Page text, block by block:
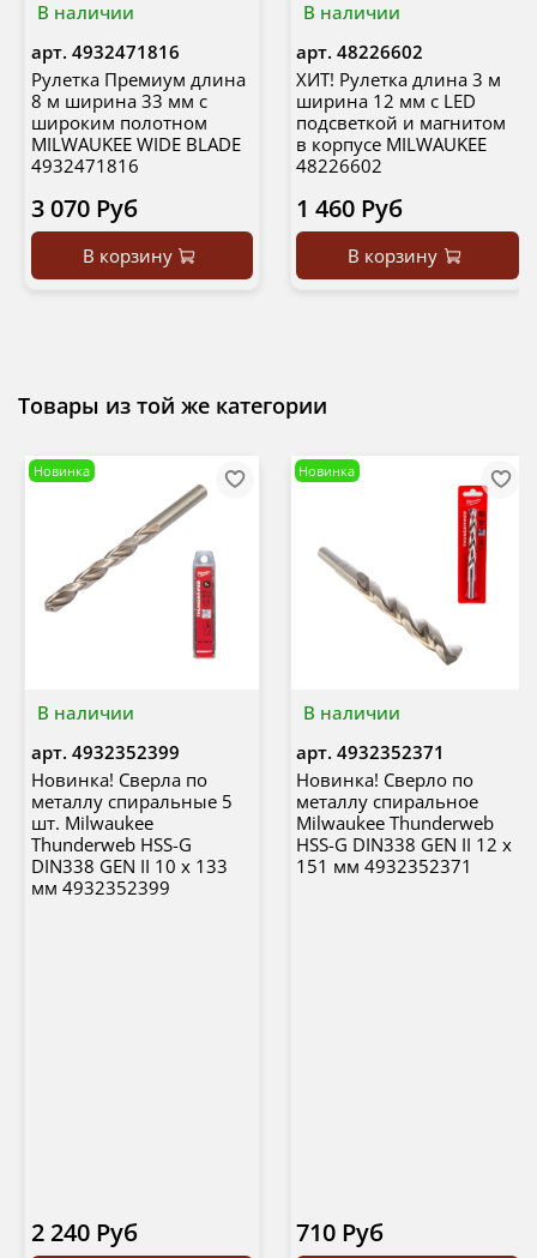
В наличии
арт. 4932471816
Рулетка Премиум длина
8 м ширина 33 мм с
широким полотном
MILWAUKEE WIDE BLADE
4932471816
3 070 Руб
В корзину
В наличии
арт. 48226602
ХИТ! Рулетка длина 3 м
ширина 12 мм с LED
подсветкой и магнитом
в корпусе MILWAUKEE
48226602
1 460 Руб
В корзину
Товары из той же категории
В наличии
Новинка
арт. 4932352399
Новинка! Сверла по
металлу спиральные 5
шт. Milwaukee
Thunderweb HSS-G
DIN338 GEN II 10 x 133
мм 4932352399
2 240 Руб
В наличии
Новинка
арт. 4932352371
Новинка! Сверло по
металлу спиральное
Milwaukee Thunderweb
HSS-G DIN338 GEN II 12 x
151 мм 4932352371
710 Руб